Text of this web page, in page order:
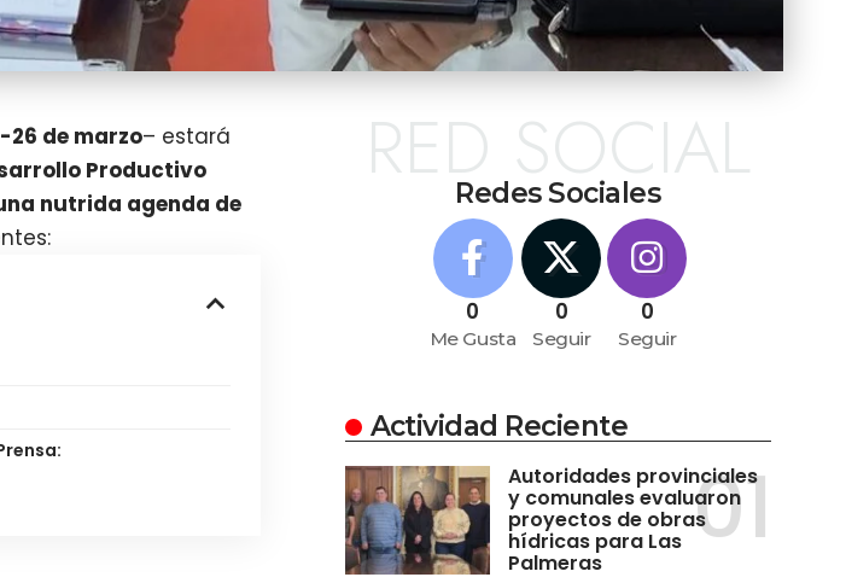
de marzo– estará
Productivo
nutrida agenda de
Redes Sociales
RED SOCIAL
0
Me Gusta
0
Seguir
0
Seguir
Actividad Reciente
Autoridades provinciales
y comunales evaluaron
proyectos de obras
hídricas para Las
Palmeras